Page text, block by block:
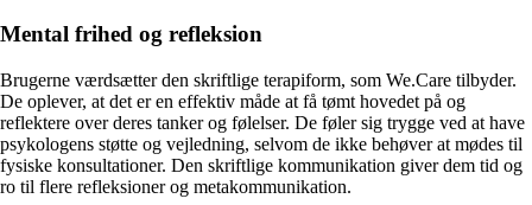
Mental frihed og refleksion
Brugerne værdsætter den skriftlige terapiform, som We.Care tilbyder.
De oplever, at det er en effektiv måde at få tømt hovedet på og
reflektere over deres tanker og følelser. De føler sig trygge ved at have
psykologens støtte og vejledning, selvom de ikke behøver at mødes til
fysiske konsultationer. Den skriftlige kommunikation giver dem tid og
ro til flere refleksioner og metakommunikation.